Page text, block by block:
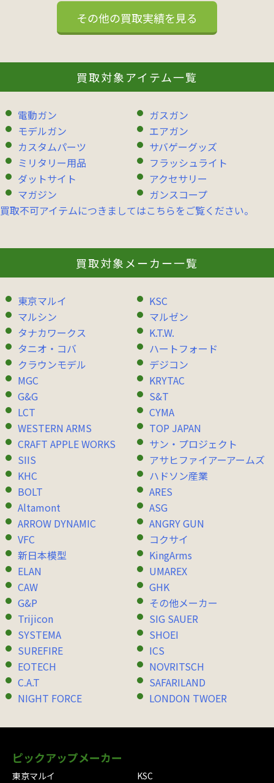
その他の買取実績を見る
買取対象アイテム一覧
電動ガン
ガスガン
モデルガン
エアガン
カスタムパーツ
サバゲーグッズ
ミリタリー用品
フラッシュライト
ダットサイト
アクセサリー
マガジン
ガンスコープ
買取不可アイテムにつきましてはこちらをご覧ください。
買取対象メーカー一覧
東京マルイ
KSC
マルシン
マルゼン
タナカワークス
K.T.W.
タニオ・コバ
ハートフォード
クラウンモデル
デジコン
MGC
KRYTAC
G&G
S&T
LCT
CYMA
WESTERN ARMS
TOP JAPAN
CRAFT APPLE WORKS
サン・プロジェクト
SIIS
アサヒファイアーアームズ
KHC
ハドソン産業
BOLT
ARES
Altamont
ASG
ARROW DYNAMIC
ANGRY GUN
VFC
コクサイ
新日本模型
KingArms
ELAN
UMAREX
CAW
GHK
G&P
その他メーカー
Trijicon
SIG SAUER
SYSTEMA
SHOEI
SUREFIRE
ICS
EOTECH
NOVRITSCH
C.A.T
SAFARILAND
NIGHT FORCE
LONDON TWOER
ピックアップメーカー
東京マルイ
KSC